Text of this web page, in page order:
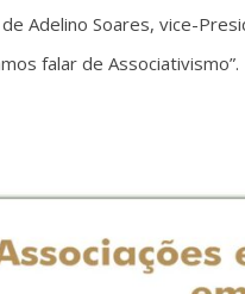
Adelino Soares, vice-
falar de Associativismo”.